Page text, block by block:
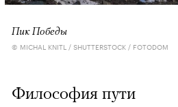
Пик Победы
© MICHAL KNITL / SHUTTERSTOCK / FOTODOM
Философия пути